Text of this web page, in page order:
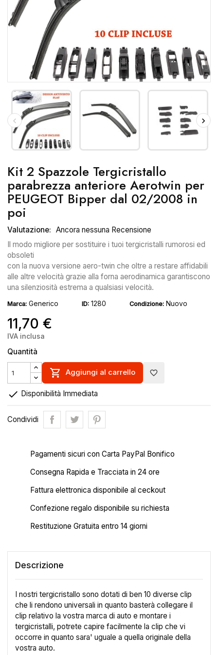
Kit 2 Spazzole Tergicristallo
parabrezza anteriore Aerotwin per
PEUGEOT Bipper dal 02/2008 in
poi
Valutazione: Ancora nessuna Recensione
Il modo migliore per sostituire i tuoi tergicristalli rumorosi ed
obsoleti
con la nuova versione aero-twin che oltre a restare affidabili
alle altre velocità grazie alla forna aerodinamica garantiscono
una silenziosità estrema a qualsiasi velocità.
Marca: Generico ID: 1280 Condizione: Nuovo
11,70 €
IVA inclusa
Quantità
 Aggiungi al carrello favorite_border
 Disponibilità Immediata
Condividi
Pagamenti sicuri con Carta PayPal Bonifico
Consegna Rapida e Tracciata in 24 ore
Fattura elettronica disponibile al ceckout
Confezione regalo disponibile su richiesta
Restituzione Gratuita entro 14 giorni
Descrizione
I nostri tergicristallo sono dotati di ben 10 diverse clip
che li rendono universali in quanto basterà collegare il
clip relativo la vostra marca di auto e montare i
tergicristalli, potrete capire facilmente la clip che vi
occorre in quanto sara' uguale a quella originale della
vostra auto.